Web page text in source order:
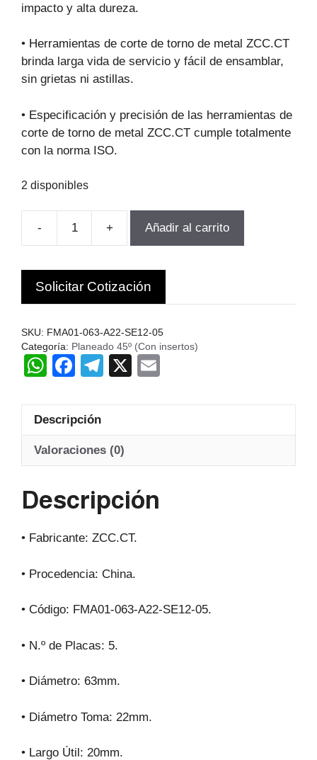
impacto y alta dureza.
• Herramientas de corte de torno de metal ZCC.CT
brinda larga vida de servicio y fácil de ensamblar,
sin grietas ni astillas.
• Especificación y precisión de las herramientas de
corte de torno de metal ZCC.CT cumple totalmente
con la norma ISO.
2 disponibles
-
FRESA
A
45°
DIAM.
FMA01-
063-
A22-
+ Añadir al carrito
Solicitar Cotización
SKU: FMA01-063-A22-SE12-05
Categoría: Planeado 45º (Con insertos)
W
at
s
A
p
F
c
e
b
o
T
gr
a
X
Descripción
Valoraciones (0)
Descripción
• Fabricante: ZCC.CT.
• Procedencia: China.
• Código: FMA01-063-A22-SE12-05.
• N.º de Placas: 5.
• Diámetro: 63mm.
• Diámetro Toma: 22mm.
• Largo Útil: 20mm.